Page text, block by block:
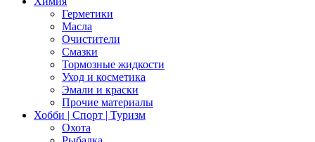
Герметики
Масла
Очистители
Смазки
Тормозные жидкости
Уход и косметика
Эмали и краски
Прочие материалы
Хобби | Cпорт | Туризм
Охота